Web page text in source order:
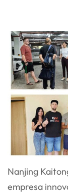
Nanjing
empresa